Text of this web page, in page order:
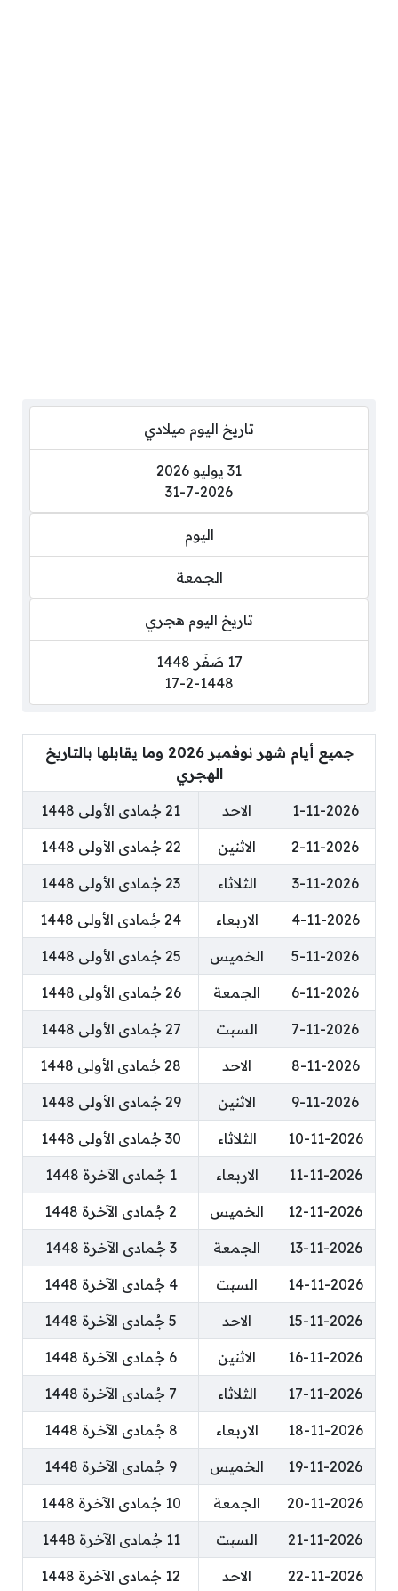
تاريخ اليوم ميلادي
31 يوليو 2026
31-7-2026
اليوم
الجمعة
تاريخ اليوم هجري
17 صَفَر 1448
17-2-1448
جميع أيام شهر نوفمبر 2026 وما يقابلها بالتاريخ
الهجري
1-11-2026 الاحد 21 جُمادى الأولى 1448
2-11-2026 الاثنين 22 جُمادى الأولى 1448
3-11-2026 الثلاثاء 23 جُمادى الأولى 1448
4-11-2026 الاربعاء 24 جُمادى الأولى 1448
5-11-2026 الخميس 25 جُمادى الأولى 1448
6-11-2026 الجمعة 26 جُمادى الأولى 1448
7-11-2026 السبت 27 جُمادى الأولى 1448
8-11-2026 الاحد 28 جُمادى الأولى 1448
9-11-2026 الاثنين 29 جُمادى الأولى 1448
10-11-2026 الثلاثاء 30 جُمادى الأولى 1448
11-11-2026 الاربعاء 1 جُمادى الآخرة 1448
12-11-2026 الخميس 2 جُمادى الآخرة 1448
13-11-2026 الجمعة 3 جُمادى الآخرة 1448
14-11-2026 السبت 4 جُمادى الآخرة 1448
15-11-2026 الاحد 5 جُمادى الآخرة 1448
16-11-2026 الاثنين 6 جُمادى الآخرة 1448
17-11-2026 الثلاثاء 7 جُمادى الآخرة 1448
18-11-2026 الاربعاء 8 جُمادى الآخرة 1448
19-11-2026 الخميس 9 جُمادى الآخرة 1448
20-11-2026 الجمعة 10 جُمادى الآخرة 1448
21-11-2026 السبت 11 جُمادى الآخرة 1448
22-11-2026 الاحد 12 جُمادى الآخرة 1448